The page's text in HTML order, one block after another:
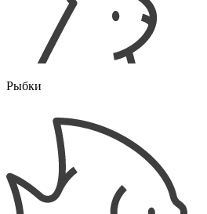
Рыбки